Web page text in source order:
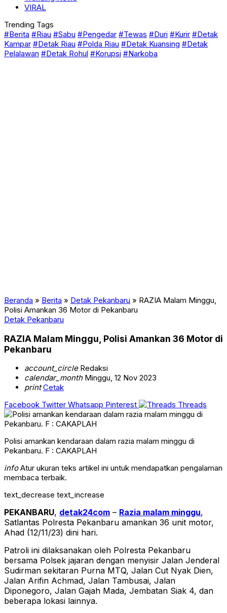
VIRAL
Trending Tags
#Berita #Riau #Sabu #Pengedar #Tewas #Duri #Kurir #Detak
Kampar #Detak Riau #Polda Riau #Detak Kuansing #Detak
Pelalawan #Detak Rohul #Korupsi #Narkoba
Beranda » Berita » Detak Pekanbaru » RAZIA Malam Minggu,
Polisi Amankan 36 Motor di Pekanbaru
Detak Pekanbaru
RAZIA Malam Minggu, Polisi Amankan 36 Motor di
Pekanbaru
account_circleRedaksi
calendar_monthMinggu, 12 Nov 2023
print Cetak
Facebook Twitter Whatsapp Pinterest Threads
Polisi amankan kendaraan dalam razia malam minggu di
Pekanbaru. F : CAKAPLAH
infoAtur ukuran teks artikel ini untuk mendapatkan pengalaman
membaca terbaik.
text_decrease text_increase
PEKANBARU, detak24com – Razia malam minggu,
Satlantas Polresta Pekanbaru amankan 36 unit motor,
Ahad (12/11/23) dini hari.
Patroli ini dilaksanakan oleh Polresta Pekanbaru
bersama Polsek jajaran dengan menyisir Jalan Jenderal
Sudirman sekitaran Purna MTQ, Jalan Cut Nyak Dien,
Jalan Arifin Achmad, Jalan Tambusai, Jalan
Diponegoro, Jalan Gajah Mada, Jembatan Siak 4, dan
beberapa lokasi lainnya.